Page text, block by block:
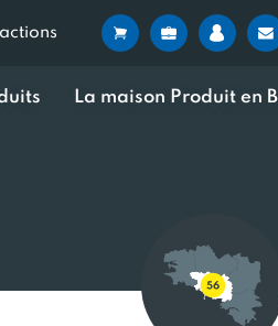
La maison Produit en